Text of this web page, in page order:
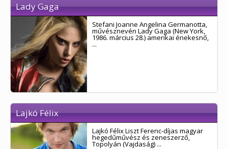
Lady Gaga
Stefani Joanne Angelina Germanotta,
művésznevén Lady Gaga (New York,
1986. március 28.) amerikai énekesnő,
...
Lajkó Félix
Lajkó Félix Liszt Ferenc-díjas magyar
hegedűművész és zeneszerző,
Topolyán (Vajdaság) ...